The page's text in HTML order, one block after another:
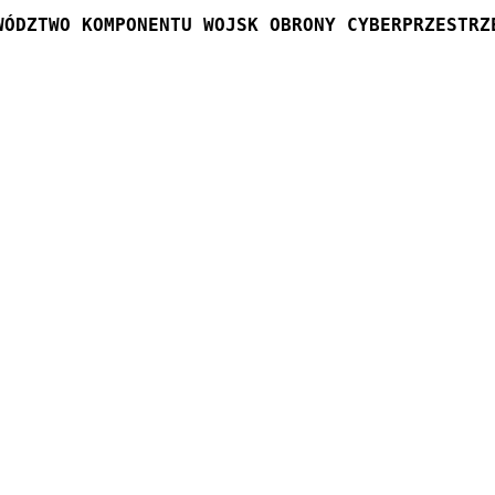
KOMPONENTU WOJSK OBRONY